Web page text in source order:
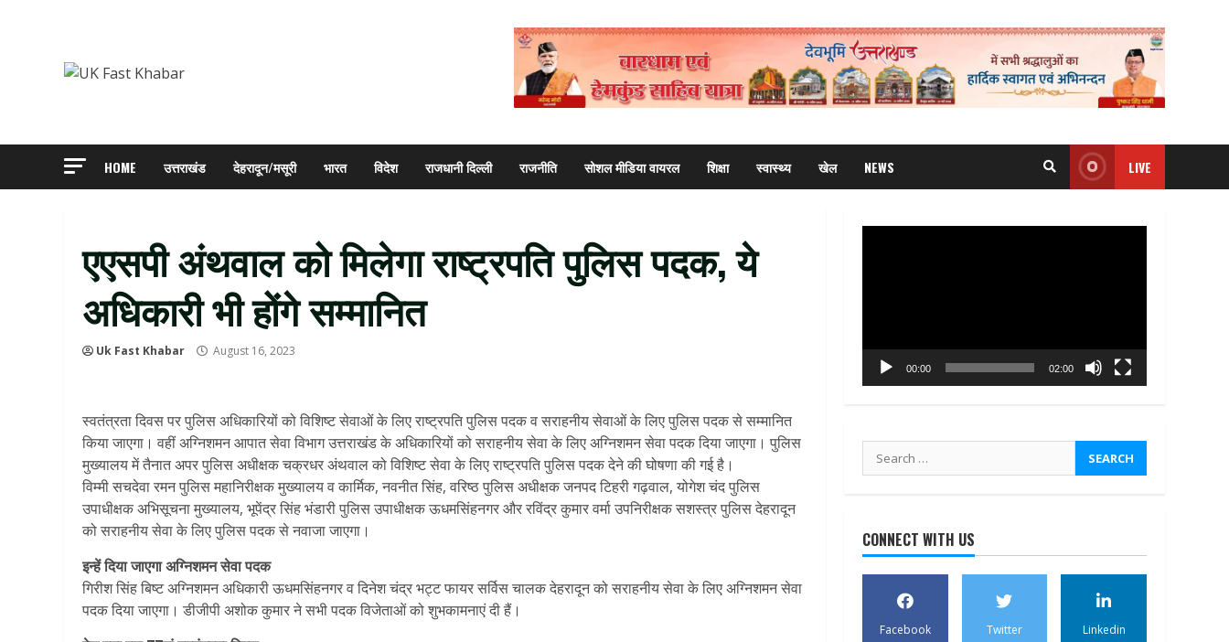
HOME उत्तराखंड देहरादून/मसूरी भारत विदेश राजधानी दिल्ली राजनीति सोशल मीडिया वायरल शिक्षा स्वास्थ्य खेल NEWS LIVE
एएसपी अंथवाल को मिलेगा राष्ट्रपति पुलिस पदक, ये
अधिकारी भी होंगे सम्मानित
Uk Fast Khabar August 16, 2023
स्वतंत्रता दिवस पर पुलिस अधिकारियों को विशिष्ट सेवाओं के लिए राष्ट्रपति पुलिस पदक व सराहनीय सेवाओं के लिए पुलिस पदक से सम्मानित
किया जाएगा। वहीं अग्निशमन आपात सेवा विभाग उत्तराखंड के अधिकारियों को सराहनीय सेवा के लिए अग्निशमन सेवा पदक दिया जाएगा। पुलिस
मुख्यालय में तैनात अपर पुलिस अधीक्षक चक्रधर अंथवाल को विशिष्ट सेवा के लिए राष्ट्रपति पुलिस पदक देने की घोषणा की गई है।
विम्मी सचदेवा रमन पुलिस महानिरीक्षक मुख्यालय व कार्मिक, नवनीत सिंह, वरिष्ठ पुलिस अधीक्षक जनपद टिहरी गढ़वाल, योगेश चंद पुलिस
उपाधीक्षक अभिसूचना मुख्यालय, भूपेंद्र सिंह भंडारी पुलिस उपाधीक्षक ऊधमसिंहनगर और रविंद्र कुमार वर्मा उपनिरीक्षक सशस्त्र पुलिस देहरादून
को सराहनीय सेवा के लिए पुलिस पदक से नवाजा जाएगा।
इन्हें दिया जाएगा अग्निशमन सेवा पदक
गिरीश सिंह बिष्ट अग्निशमन अधिकारी ऊधमसिंहनगर व दिनेश चंद्र भट्ट फायर सर्विस चालक देहरादून को सराहनीय सेवा के लिए अग्निशमन सेवा
पदक दिया जाएगा। डीजीपी अशोक कुमार ने सभी पदक विजेताओं को शुभकामनाएं दी हैं।
00:00 02:00
Search
for:
CONNECT WITH US
Facebook Twitter Linkedin